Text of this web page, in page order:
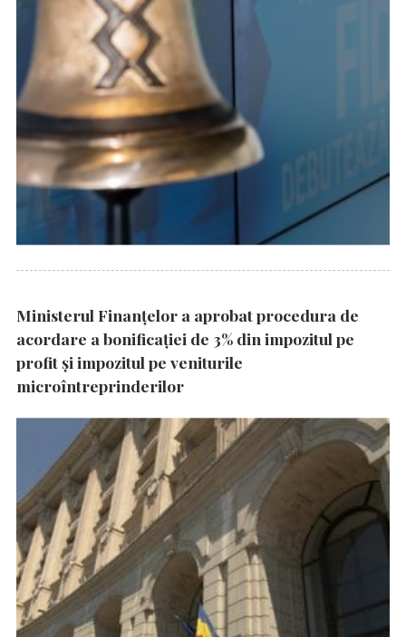
Ministerul Finanțelor a aprobat procedura de
acordare a bonificației de 3% din impozitul pe
profit și impozitul pe veniturile
microîntreprinderilor